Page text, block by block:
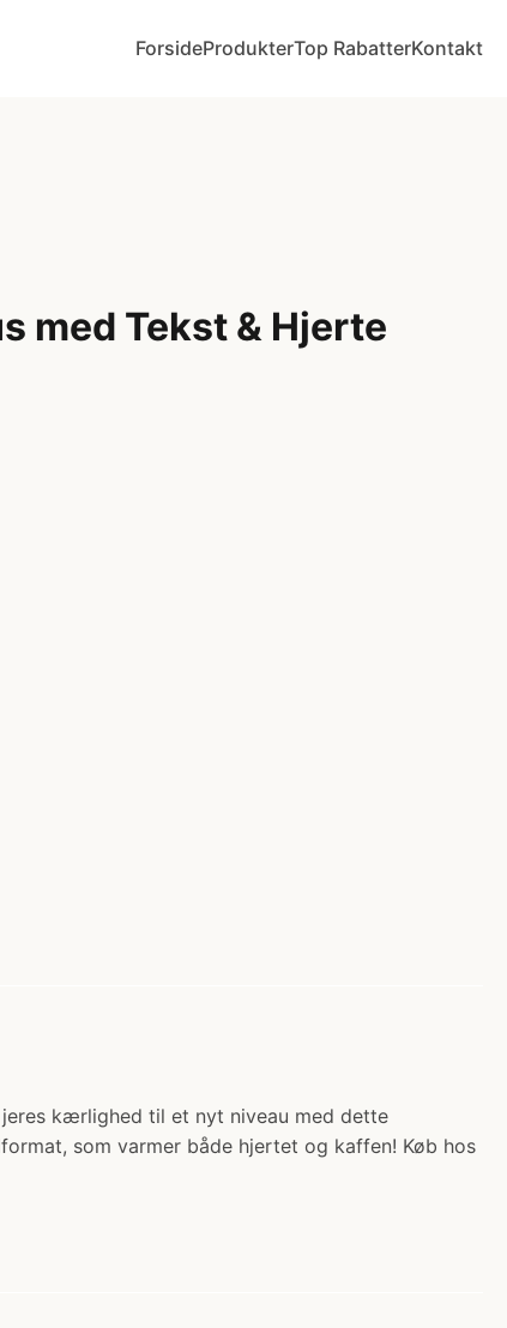
ForsideProdukterTop RabatterKontakt
med Tekst & Hjerte
jeres kærlighed til et nyt niveau med dette
som varmer både hjertet og kaffen! Køb hos